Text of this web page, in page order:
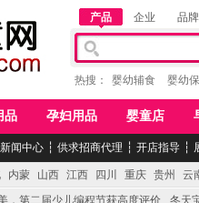
产品 企业 品牌
热搜： 婴幼辅食 婴幼
品 孕妇用品 婴童店
新闻中心 ┆ 供求招商代理 ┆ 开店指导 ┆
内蒙 山西 江西 四川 重庆 贵州
云
，第二届少儿编程节获高度评价
冬天